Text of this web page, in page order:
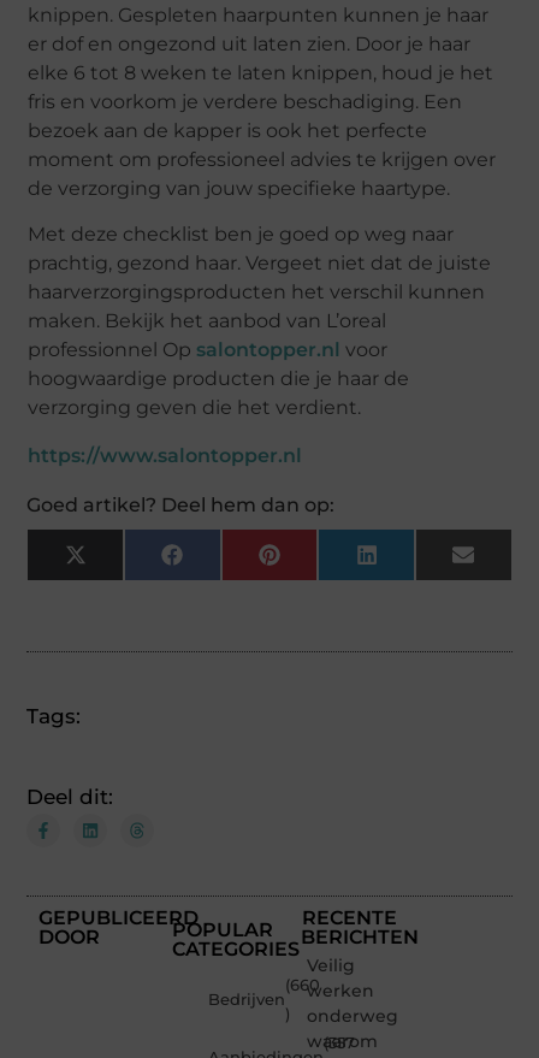
knippen. Gespleten haarpunten kunnen je haar
er dof en ongezond uit laten zien. Door je haar
elke 6 tot 8 weken te laten knippen, houd je het
fris en voorkom je verdere beschadiging. Een
bezoek aan de kapper is ook het perfecte
moment om professioneel advies te krijgen over
de verzorging van jouw specifieke haartype.
Met deze checklist ben je goed op weg naar
prachtig, gezond haar. Vergeet niet dat de juiste
haarverzorgingsproducten het verschil kunnen
maken. Bekijk het aanbod van L’oreal
professionnel Op salontopper.nl voor
hoogwaardige producten die je haar de
verzorging geven die het verdient.
https://www.salontopper.nl
Goed artikel? Deel hem dan op:
X
(Twitter)
FacebookPinterestLinkedInEmail
Tags:
Deel dit:
GEPUBLICEERD
DOOR
POPULAR
CATEGORIES
Bedrijven
(660
)
(357
RECENTE
BERICHTEN
Veilig
werken
onderweg:
waarom